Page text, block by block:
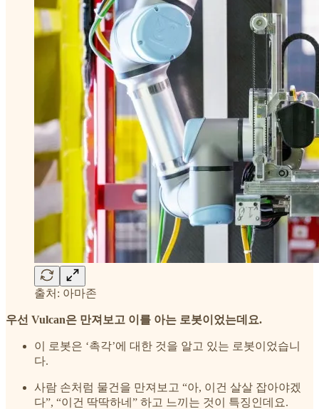
출처: 아마존
우선 Vulcan은 만져보고 이를 아는 로봇이었는데요.
이 로봇은 ‘촉각’에 대한 것을 알고 있는 로봇이었습니
다.
사람 손처럼 물건을 만져보고 “아, 이건 살살 잡아야겠
다”, “이건 딱딱하네” 하고 느끼는 것이 특징인데요.